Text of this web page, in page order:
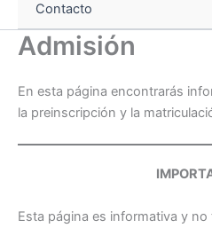
Contacto
Admisión
En esta página encontrarás
la preinscripción y la
Esta página es informativa y